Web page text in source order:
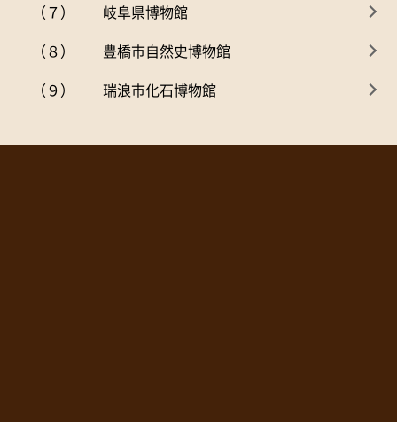
（７） 岐阜県博物館
（８） 豊橋市自然史博物館
（９） 瑞浪市化石博物館